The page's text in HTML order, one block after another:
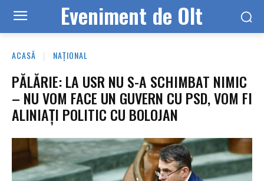
Eveniment de Olt
ACASĂ NAȚIONAL
PĂLĂRIE: LA USR NU S-A SCHIMBAT NIMIC
– NU VOM FACE UN GUVERN CU PSD, VOM FI
ALINIAȚI POLITIC CU BOLOJAN